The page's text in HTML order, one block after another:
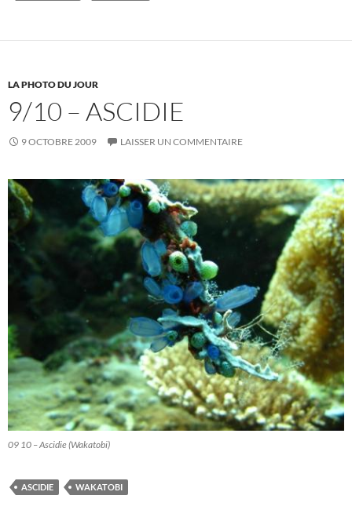
LA PHOTO DU JOUR
9/10 – ASCIDIE
9 OCTOBRE 2009 LAISSER UN COMMENTAIRE
09 10 – Ascidie (Wakatobi)
ASCIDIE WAKATOBI